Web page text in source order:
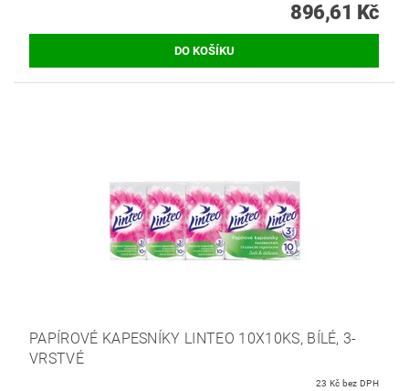
896,61 Kč
PAPÍROVÉ KAPESNÍKY LINTEO 10X10KS, BÍLÉ, 3-
VRSTVÉ
23 Kč bez DPH